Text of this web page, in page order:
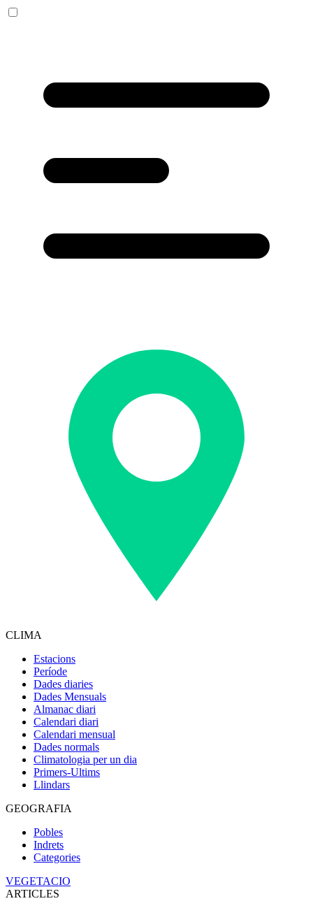
CLIMA
Estacions
Període
Dades diaries
Dades Mensuals
Almanac diari
Calendari diari
Calendari mensual
Dades normals
Climatologia per un dia
Primers-Ultims
Llindars
GEOGRAFIA
Pobles
Indrets
Categories
VEGETACIO
ARTICLES